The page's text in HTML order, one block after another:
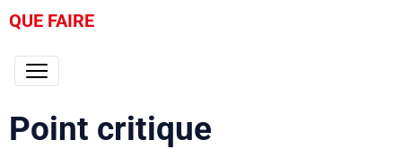
QUE FAIRE
Point critique